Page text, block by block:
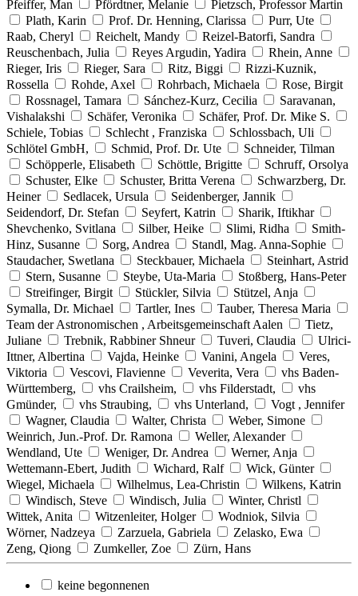
Pfeiffer, Man Pfördtner, Melanie
Pietzsch, Professor Martin
Plath, Karin
Prof. Dr. Henning, Clarissa
Purr, Ute
Raab, Cheryl
Reichelt, Mandy
Reizel-Batorfi, Sandra
Reuschenbach, Julia
Reyes Argudin, Yadira
Rhein, Anne
Rieger, Iris
Rieger, Sara Ritz, Biggi
Rizzi-Kuznik,
Rossella
Rohde, Axel Rohrbach, Michaela
Rose, Birgit
Rossnagel, Tamara
Sánchez-Kurz, Cecilia
Saravanan,
Vishalakshi
Schäfer, Veronika
Schäfer, Prof. Dr. Mike S.
Schiele, Tobias
Schlecht , Franziska
Schlossbach, Uli
Schlötel GmbH,
Schmid, Prof. Dr. Ute
Schneider, Tilman
Schöpperle, Elisabeth
Schöttle, Brigitte
Schruff, Orsolya
Schuster, Elke
Schuster, Britta Verena
Schwarzberg, Dr.
Heiner
Sedlacek, Ursula
Seidenberger, Jannik
Seidendorf, Dr. Stefan
Seyfert, Katrin
Sharik, Iftikhar
Shevchenko, Svitlana
Silber, Heike Slimi, Ridha
Smith-
Hinz, Susanne
Sorg, Andrea
Standl, Mag. Anna-Sophie
Staudacher, Swetlana
Steckbauer, Michaela
Steinhart, Astrid
Stern, Susanne
Steybe, Uta-Maria
Stoßberg, Hans-Peter
Streifinger, Birgit
Stückler, Silvia
Stützel, Anja
Symalla, Dr. Michael
Tartler, Ines
Tauber, Theresa Maria
Team der Astronomischen , Arbeitsgemeinschaft Aalen
Tietz,
Juliane
Trebnik, Rabbiner Shneur Tuveri, Claudia
Ulrici-
Ittner, Albertina
Vajda, Heinke Vanini, Angela
Veres,
Viktoria
Vescovi, Flavienne Veverita, Vera
vhs Baden-
Württemberg,
vhs Crailsheim, vhs Filderstadt,
vhs
Gmünder,
vhs Straubing, vhs Unterland,
Vogt , Jennifer
Wagner, Claudia
Walter, Christa
Weber, Simone
Weinrich, Jun.-Prof. Dr. Ramona
Weller, Alexander
Wendland, Ute
Weniger, Dr. Andrea
Werner, Anja
Wettemann-Ebert, Judith
Wichard, Ralf
Wick, Günter
Wiegel, Michaela
Wilhelmus, Lea-Christin
Wilkens, Katrin
Windisch, Steve
Windisch, Julia
Winter, Christl
Wittek, Anita
Witzenleiter, Holger
Wodniok, Silvia
Wörner, Nadzeya
Zarzuela, Gabriela
Zelasko, Ewa
Zeng, Qiong
Zumkeller, Zoe Zürn, Hans
keine begonnenen